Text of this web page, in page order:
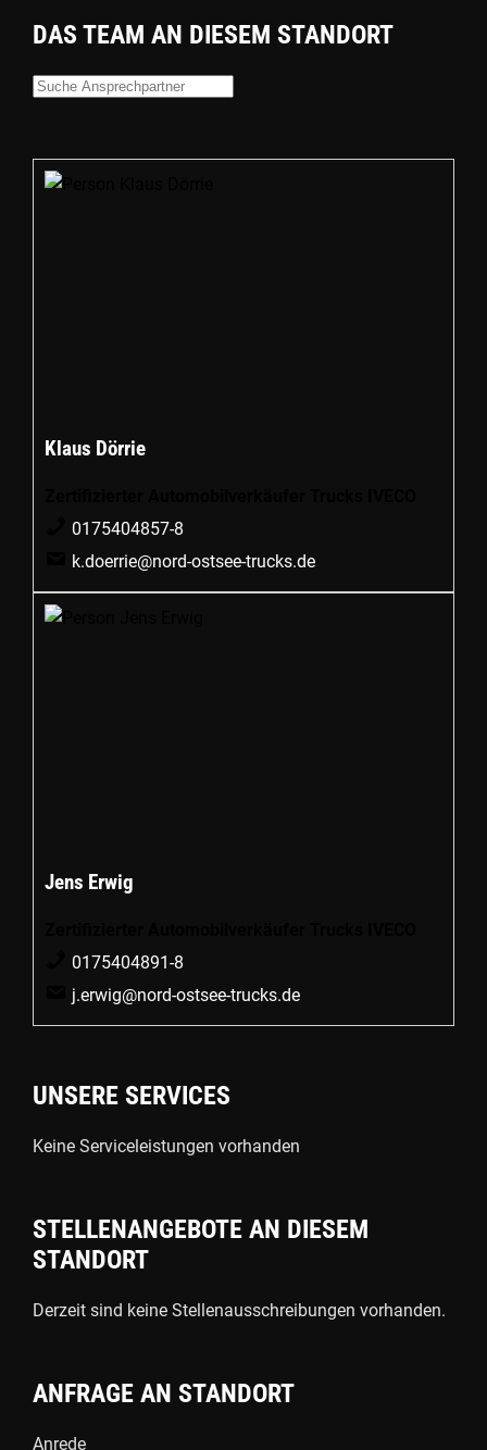
DAS TEAM AN DIESEM STANDORT
Klaus Dörrie
0175404857-8
k.doerrie@nord-ostsee-trucks.de
Jens Erwig
0175404891-8
j.erwig@nord-ostsee-trucks.de
UNSERE SERVICES
Keine Serviceleistungen vorhanden
STELLENANGEBOTE AN DIESEM
STANDORT
Derzeit sind keine Stellenausschreibungen vorhanden.
ANFRAGE AN STANDORT
Anrede